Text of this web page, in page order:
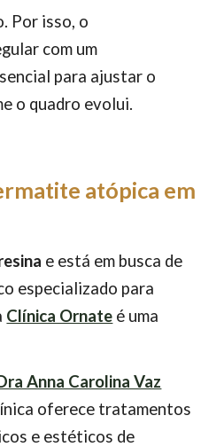
Por isso, o
com um
para ajustar o
o quadro evolui.
atópica em
e está em busca de
especializado para
Clínica Ornate é uma
Anna Carolina Vaz
oferece tratamentos
e estéticos de